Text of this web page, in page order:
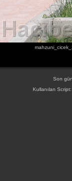
Son
Kullanılan